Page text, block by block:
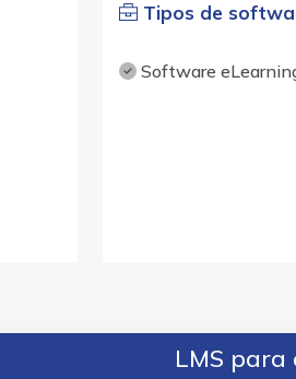
Tipos de
Software
LMS para